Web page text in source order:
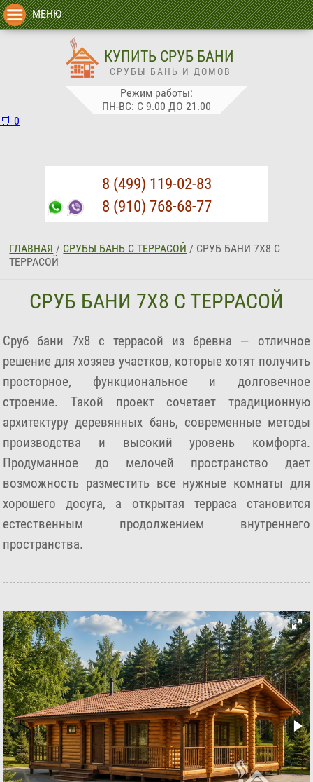
8 (499) 119-02-83
8 (910) 768-68-77
МЕНЮ
КУПИТЬ СРУБ БАНИ
СРУБЫ БАНЬ И ДОМОВ
Режим работы:
ПН-ВС: С 9.00 ДО 21.00
🛒 0
ГЛАВНАЯ / СРУБЫ БАНЬ С ТЕРРАСОЙ / СРУБ БАНИ 7Х8 С
ТЕРРАСОЙ
СРУБ БАНИ 7Х8 С ТЕРРАСОЙ
Сруб бани 7х8 с террасой из бревна — отличное
решение для хозяев участков, которые хотят получить
просторное, функциональное и долговечное
строение. Такой проект сочетает традиционную
архитектуру деревянных бань, современные методы
производства и высокий уровень комфорта.
Продуманное до мелочей пространство дает
возможность разместить все нужные комнаты для
хорошего досуга, а открытая терраса становится
естественным продолжением внутреннего
пространства.